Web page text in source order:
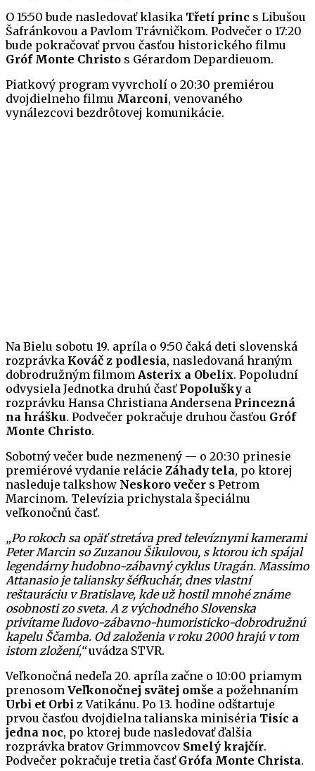
O 15:50 bude nasledovať klasika Třetí princ s Libušou
Šafránkovou a Pavlom Trávničkom. Podvečer o 17:20
bude pokračovať prvou časťou historického filmu
Gróf Monte Christo s Gérardom Depardieuom.
Piatkový program vyvrcholí o 20:30 premiérou
dvojdielneho filmu Marconi, venovaného
vynálezcovi bezdrôtovej komunikácie.
Na Bielu sobotu 19. apríla o 9:50 čaká deti slovenská
rozprávka Kováč z podlesia, nasledovaná hraným
dobrodružným filmom Asterix a Obelix. Popoludní
odvysiela Jednotka druhú časť Popolušky a
rozprávku Hansa Christiana Andersena Princezná
na hrášku. Podvečer pokračuje druhou časťou Gróf
Monte Christo.
Sobotný večer bude nezmenený — o 20:30 prinesie
premiérové vydanie relácie Záhady tela, po ktorej
nasleduje talkshow Neskoro večer s Petrom
Marcinom. Televízia prichystala špeciálnu
veľkonočnú časť.
„Po rokoch sa opäť stretáva pred televíznymi kamerami
Peter Marcin so Zuzanou Šikulovou, s ktorou ich spájal
legendárny hudobno-zábavný cyklus Uragán. Massimo
Attanasio je taliansky šéfkuchár, dnes vlastní
reštauráciu v Bratislave, kde už hostil mnohé známe
osobnosti zo sveta. A z východného Slovenska
privítame ľudovo-zábavno-humoristicko-dobrodružnú
kapelu Ščamba. Od založenia v roku 2000 hrajú v tom
istom zložení,“uvádza STVR.
Veľkonočná nedeľa 20. apríla začne o 10:00 priamym
prenosom Veľkonočnej svätej omše a požehnaním
Urbi et Orbi z Vatikánu. Po 13. hodine odštartuje
prvou časťou dvojdielna talianska miniséria Tisíc a
jedna noc, po ktorej bude nasledovať ďalšia
rozprávka bratov Grimmovcov Smelý krajčír.
Podvečer pokračuje tretia časť Grófa Monte Christa.